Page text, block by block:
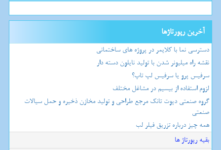
آخرین رپورتاژها
دسترسی نما با کلایمر در پروژه های ساختمانی
نقشه راه میلیونر شدن با تولید نایلون دسته دار
سرفیس پرو یا سرفیس لپ تاپ؟
لزوم استفاده از بیسیم در مشاغل مختلف
گروه صنعتی دپوت تانک مرجع طراحی و تولید مخازن ذخیره و حمل سیالات
صنعتی
همه چیز درباره تزریق فیلر لب
بقیه رپورتاژ ها